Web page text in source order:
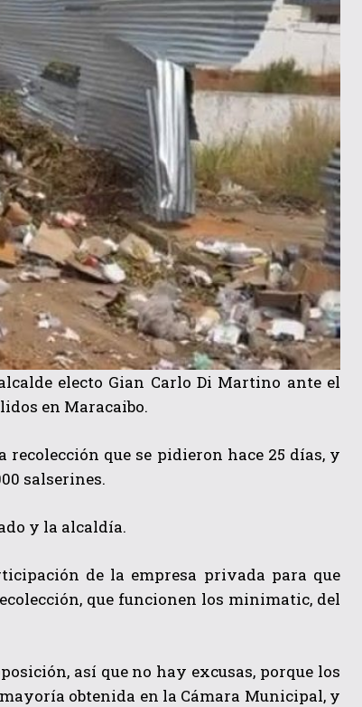
electo Gian Carlo Di Martino ante el
en Maracaibo.
que se pidieron hace 25 días, y
salserines.
y la alcaldía.
de la empresa privada para que
que funcionen los minimatic, del
así que no hay excusas, porque los
obtenida en la Cámara Municipal, y